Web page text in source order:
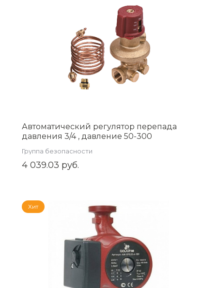
Автоматический регулятор перепада
давления 3/4 , давление 50-300
Группа безопасности
4 039.03 руб.
Хит